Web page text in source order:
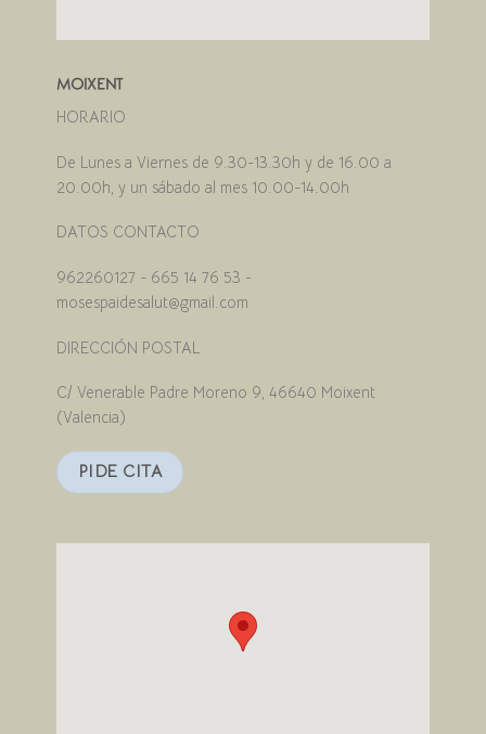
MOIXENT
HORARIO
De Lunes a Viernes de 9.30-13.30h y de 16.00 a
20.00h, y un sábado al mes 10.00-14.00h
DATOS CONTACTO
962260127 - 665 14 76 53 -
mosespaidesalut@gmail.com
DIRECCIÓN POSTAL
C/ Venerable Padre Moreno 9, 46640 Moixent
(Valencia)
PIDE CITA